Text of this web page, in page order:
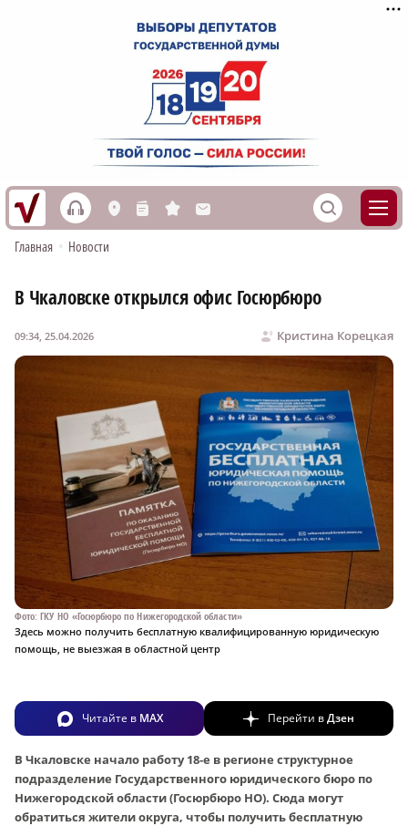
h L n s M S
Главная • Новости
В Чкаловске открылся офис Госюрбюро
Кристина Корецкая
09:34, 25.04.2026
Фото: ГКУ НО «Госюрбюро по Нижегородской области»
Здесь можно получить бесплатную квалифицированную юридическую
помощь, не выезжая в областной центр
Читайте в MAX Перейти вДзен
В Чкаловске начало работу 18‑е в регионе структурное
подразделение Государственного юридического бюро по
Нижегородской области (Госюрбюро НО). Сюда могут
обратиться жители округа, чтобы получить бесплатную